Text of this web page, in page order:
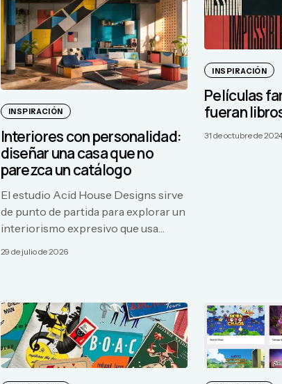
INSPIRACIÓN
Interiores con personalidad:
diseñar una casa que no
parezca un catálogo
El estudio Acid House Designs sirve
de punto de partida para explorar un
interiorismo expresivo que usa
29 de julio de 2026
INSPIRACIÓN
Películas
fueran
31 de octubre de 2024